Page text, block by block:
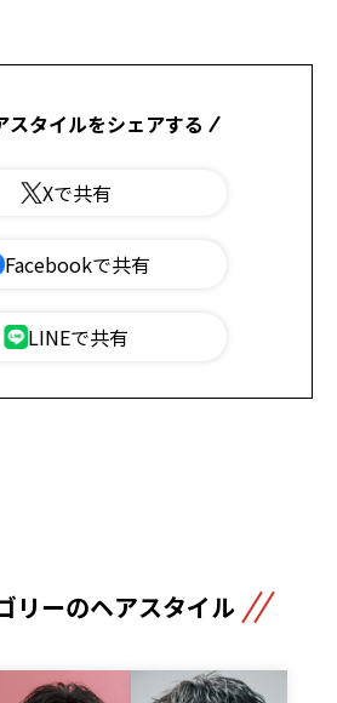
スタイルをシェアする
Xで共有
Facebookで共有
LINEで共有
リーのヘアスタイル